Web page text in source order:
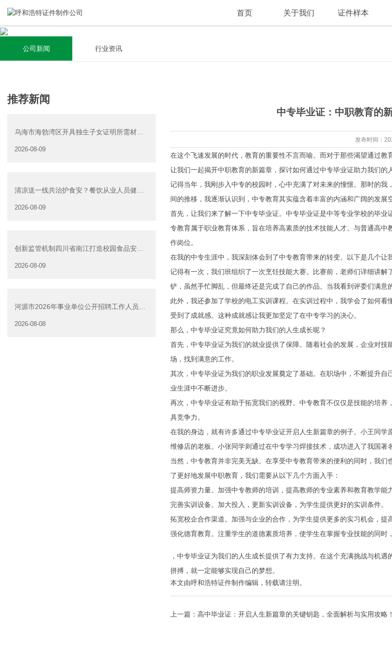
首页 关于我们
关于我们
集研发，设计，制造，安装于一体，多元化的定制需求，为上
千家企业提供过专业定制服务！
查看详情
证件样本
新闻资讯
全自动流水线规模化生产，准时按期交货，年生产能力超过
40W万方米以上，拥有遍布全国的商务合作伙伴和较为完善的
查看详情
公司新闻 行业资讯
推荐新闻
乌海市海勃湾区开具独生子女证明所需材料
2026-08-09
清凉送一线共治护食安？餐饮从业人员健康
2026-08-09
创新监管机制四川省南江打造校园食品安全
2026-08-09
河源市2026年事业单位公开招聘工作人员
2026-08-08
中专毕业证：中职教育的
发布时间：
在这个飞速发展的时代，教育的重要性不言而喻。而对于那些渴望通过
让我们一起揭开中职教育的新篇章，探讨如何通过中专毕业证助力我们的
记得当年，我刚步入中专的校园时，心中充满了对未来的憧憬。那时的
间的推移，我逐渐认识到，中专教育其实蕴含着丰富的内涵和广阔的发展
首先，让我们来了解一下中专毕业证。中专毕业证是中等专业学校的毕
专教育属于职业教育体系，旨在培养高素质的技术技能人才。与普通高
作岗位。
在我的中专生涯中，我深刻体会到了中专教育带来的转变。以下是几个让
记得有一次，我们班组织了一次烹饪技能大赛。比赛前，老师们详细讲
铲，虽然手忙脚乱，但最终还是完成了自己的作品。当我看到评委们满意
此外，我还参加了学校的电工实训课程。在实训过程中，我学会了如何
受到了成就感。这种成就感让我更加坚定了在中专学习的决心。
那么，中专毕业证究竟如何助力我们的人生成长呢？
首先，中专毕业证为我们的就业提供了保障。随着社会的发展，企业对
场，找到满意的工作。
其次，中专毕业证为我们的职业发展奠定了基础。在职场中，不断提升
业生涯中不断进步。
再次，中专毕业证有助于拓宽我们的视野。中专教育不仅仅是技能的培
具竞争力。
在我的身边，就有许多通过中专毕业证开启人生新篇章的例子。小王同
维修店的老板。小张同学则通过在中专学习焊接技术，成功进入了我国著
当然，中专教育并非完美无缺。在享受中专教育带来的便利的同时，我
了更好地发展中职教育，我们需要从以下几个方面入手：
提高师资力量。加强中专教师的培训，提高教师的专业素养和教育教学能力
完善实训设备。加大投入，更新实训设备，为学生提供更好的实训条件。
拓宽校企合作渠道。加强与企业的合作，为学生提供更多的实习机会，提
强化德育教育。注重学生的道德素质培养，使学生在掌握专业技能的同时
，中专毕业证为我们的人生成长提供了有力支持。在这个充满挑战与机
拼搏，就一定能够实现自己的梦想。
本文由呼和浩特证件制作编辑，转载请注明。
上一篇： 高中毕业证：开启人生新篇章的关键钥匙，全面解析与实用攻略！